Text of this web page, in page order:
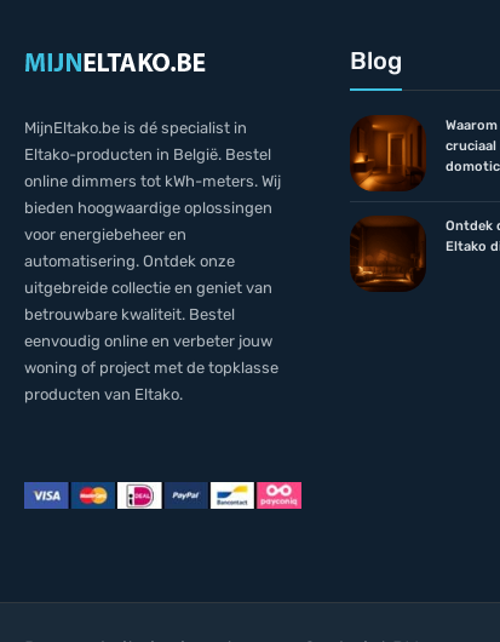
MijnEltako.be is dé specialist in
Eltako-producten in België. Bestel
online dimmers tot kWh-meters. Wij
bieden hoogwaardige oplossingen
voor energiebeheer en
automatisering. Ontdek onze
uitgebreide collectie en geniet van
betrouwbare kwaliteit. Bestel
eenvoudig online en verbeter jouw
woning of project met de topklasse
producten van Eltako.
Blog
cruciaal
Ontdek
Eltako